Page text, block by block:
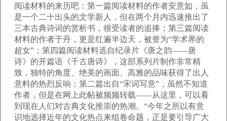
阅读材料的来历吧：第一篇阅读材料的作者安意如，虽
是一个二十出头的文学新人，但在两个月内迅速推出了
三本古典诗词的赏析书，很受读者的追捧；第三篇阅读
材料的作者于丹，更是红遍半边天，被誉为“学术界的
超女”；第四篇阅读材料选自纪录片《唐之韵——唐
诗》的开篇语《千古唐诗》，这部系列片制作非常精
致，独特的角度、绝美的画面、高雅的品味获得了出人
意料的热烈反响；第二篇出自“宋词写意”，虽然不知道
作者，但是在网上此帖被频频转载——从这里，可以看
到现在人们对古典文化推崇的热潮。“今年之所以有意
识地选择近年的文化热点来组卷命题，正是要引导广大